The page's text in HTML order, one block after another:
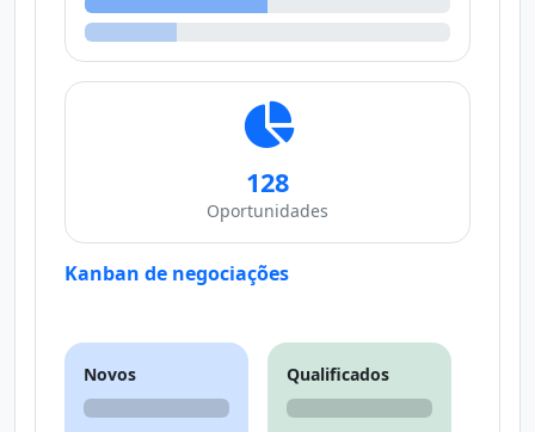
128
Oportunidades
Kanban de negociações
Novos Qualificados